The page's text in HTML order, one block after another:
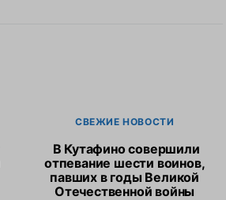
СВЕЖИЕ НОВОСТИ
В Кутафино совершили
отпевание шести воинов,
павших в годы Великой
Отечественной войны